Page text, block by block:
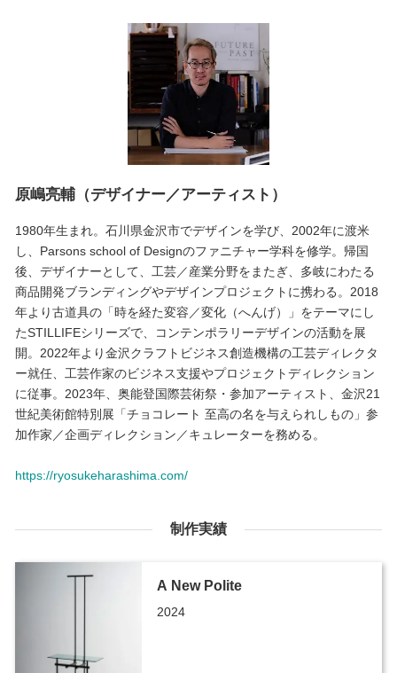
原嶋亮輔（デザイナー／アーティスト）
1980年生まれ。石川県金沢市でデザインを学び、2002年に渡米
し、Parsons school of Designのファニチャー学科を修学。帰国
後、デザイナーとして、工芸／産業分野をまたぎ、多岐にわたる
商品開発ブランディングやデザインプロジェクトに携わる。2018
年より古道具の「時を経た変容／変化（へんげ）」をテーマにし
たSTILLIFEシリーズで、コンテンポラリーデザインの活動を展
開。2022年より金沢クラフトビジネス創造機構の工芸ディレクタ
ー就任、工芸作家のビジネス支援やプロジェクトディレクション
に従事。2023年、奥能登国際芸術祭・参加アーティスト、金沢21
世紀美術館特別展「チョコレート 至高の名を与えられしもの」参
加作家／企画ディレクション／キュレーターを務める。
https://ryosukeharashima.com/
制作実績
A New Polite
2024